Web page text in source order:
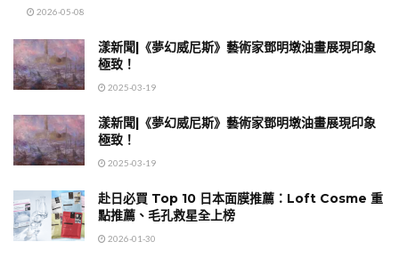
2026-05-08
漾新聞|《夢幻威尼斯》藝術家鄧明墩油畫展現印象
極致！
2025-03-19
漾新聞|《夢幻威尼斯》藝術家鄧明墩油畫展現印象
極致！
2025-03-19
赴日必買 Top 10 日本面膜推薦：Loft Cosme 重
點推薦、毛孔救星全上榜
2026-01-30